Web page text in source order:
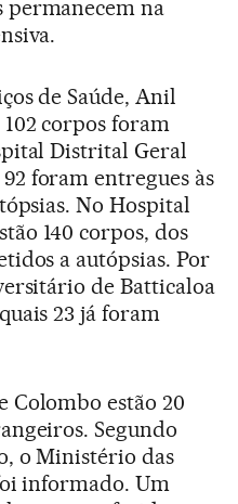
permanecem na
de Saúde, Anil
corpos foram
Distrital Geral
foram entregues às
No Hospital
140 corpos, dos
a autópsias. Por
de Batticaloa
23 já foram
Colombo estão 20
Segundo
o Ministério das
informado. Um